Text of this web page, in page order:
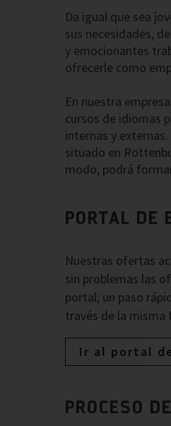
Da igual que sea
sus necesidades,
y emocionantes
ofrecerle como
En nuestra
cursos de idiomas
internas y
situado en
modo, podrá
PORTAL DE
Nuestras ofertas
sin problemas las
portal; un paso
través de la misma
Ir al portal
PROCESO